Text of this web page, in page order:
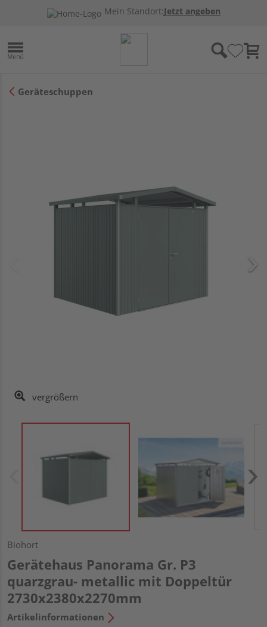
Mein Standort:Jetzt angeben
Geräteschuppen
vergrößern
Biohort
Gerätehaus Panorama Gr. P3
quarzgrau- metallic mit Doppeltür
2730x2380x2270mm
Artikelinformationen